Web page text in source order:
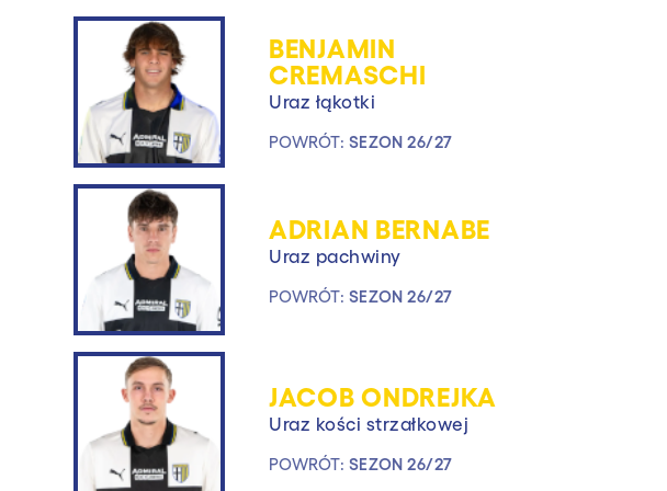
BENJAMIN
CREMASCHI
Uraz łąkotki
POWRÓT: SEZON 26/27
ADRIAN BERNABE
Uraz pachwiny
POWRÓT: SEZON 26/27
JACOB ONDREJKA
Uraz kości strzałkowej
POWRÓT: SEZON 26/27